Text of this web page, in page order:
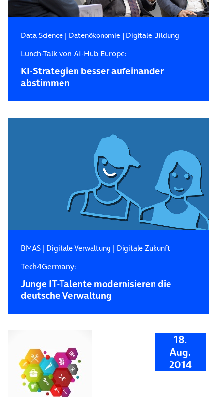
Data Science| Datenökonomie| Digitale Bildung
Lunch-Talk von AI-Hub Europe:
KI-Strategien besser aufeinander
abstimmen
BMAS| Digitale Verwaltung | Digitale Zukunft
Tech4Germany:
Junge IT-Talente modernisieren die
deutsche Verwaltung
18.
Aug.
2014